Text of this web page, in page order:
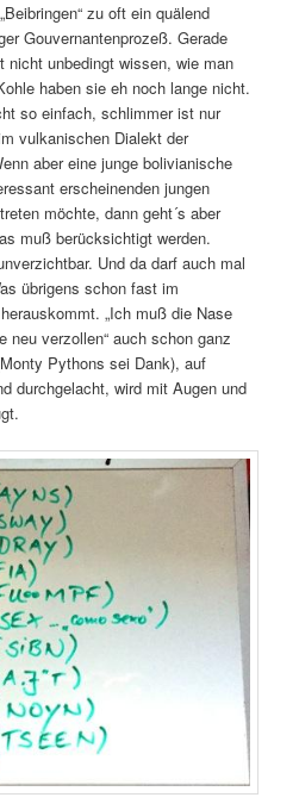
zu oft ein quälend
Gouvernantenprozeß. Gerade
nicht unbedingt wissen, wie man
haben sie eh noch lange nicht.
so einfach, schlimmer ist nur
vulkanischen Dialekt der
aber eine junge bolivianische
erscheinenden jungen
möchte, dann geht´s aber
muß berücksichtigt werden.
Und da darf auch mal
übrigens schon fast im
„Ich muß die Nase
neu verzollen“ auch schon ganz
Pythons sei Dank), auf
durchgelacht, wird mit Augen und